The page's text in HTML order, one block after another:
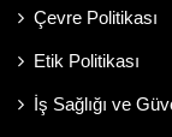
Çevre Politikası
Etik Politikası
İş Sağlığı ve